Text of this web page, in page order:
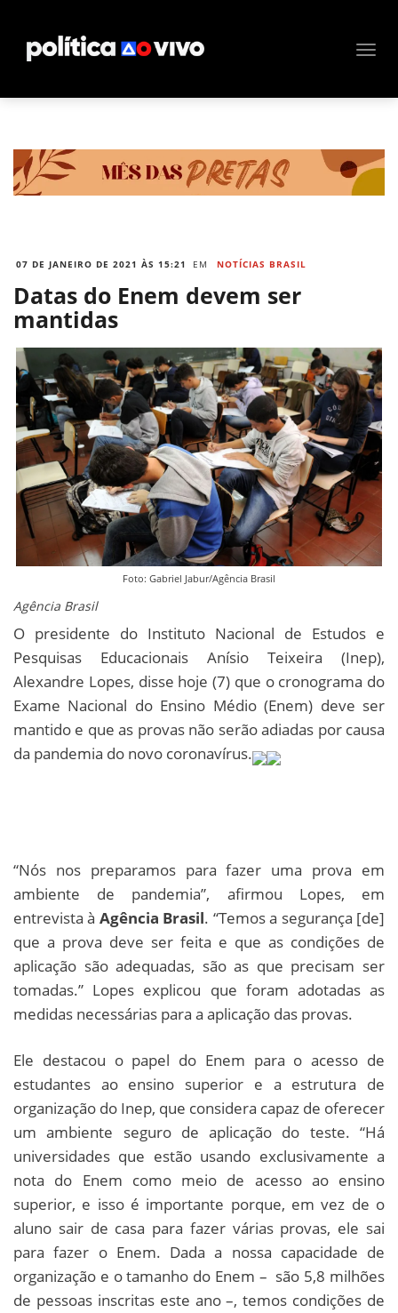
07 DE JANEIRO DE 2021 ÀS 15:21 EM NOTÍCIAS BRASIL
Datas do Enem devem ser
mantidas
Foto: Gabriel Jabur/Agência Brasil
Agência Brasil
O presidente do Instituto Nacional de Estudos e
Pesquisas Educacionais Anísio Teixeira (Inep),
Alexandre Lopes, disse hoje (7) que o cronograma do
Exame Nacional do Ensino Médio (Enem) deve ser
mantido e que as provas não serão adiadas por causa
da pandemia do novo coronavírus.
“Nós nos preparamos para fazer uma prova em
ambiente de pandemia”, afirmou Lopes, em
entrevista à Agência Brasil. “Temos a segurança [de]
que a prova deve ser feita e que as condições de
aplicação são adequadas, são as que precisam ser
tomadas.” Lopes explicou que foram adotadas as
medidas necessárias para a aplicação das provas.
Ele destacou o papel do Enem para o acesso de
estudantes ao ensino superior e a estrutura de
organização do Inep, que considera capaz de oferecer
um ambiente seguro de aplicação do teste. “Há
universidades que estão usando exclusivamente a
nota do Enem como meio de acesso ao ensino
superior, e isso é importante porque, em vez de o
aluno sair de casa para fazer várias provas, ele sai
para fazer o Enem. Dada a nossa capacidade de
organização e o tamanho do Enem – são 5,8 milhões
de pessoas inscritas este ano –, temos condições de